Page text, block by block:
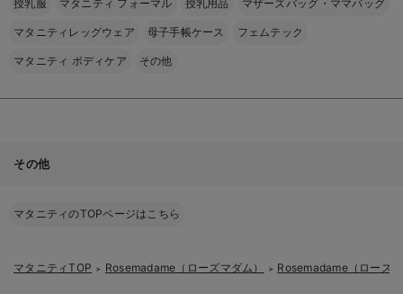
授乳服 マタニティ フォーマル 授乳用品 マザーズバッグ・ママバッグ
マタニティレッグウェア 母子手帳ケース フェムテック
マタニティ ボディケア その他
その他
マタニティのTOPページはこちら
マタニティTOP ＞ Rosemadame（ローズマダム） ＞ Rosemadame（ローズ